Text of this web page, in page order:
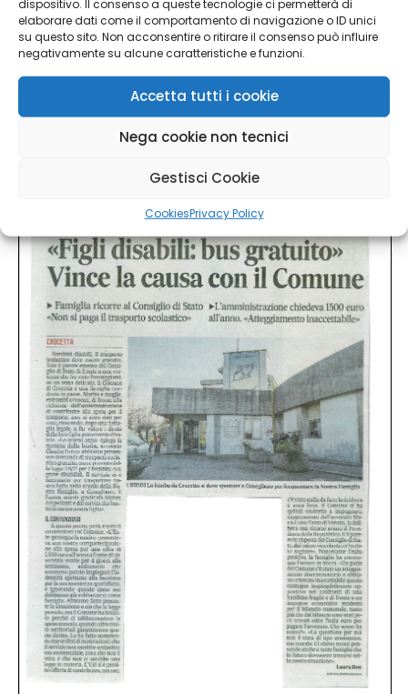
dispositivo. Il consenso a queste tecnologie ci permetterà di
elaborare dati come il comportamento di navigazione o ID unici
su questo sito. Non acconsentire o ritirare il consenso può influire
negativamente su alcune caratteristiche e funzioni.
Accetta tutti i cookie
Nega cookie non tecnici
Gestisci Cookie
CookiesPrivacy Policy
principali testate giornalistiche locali